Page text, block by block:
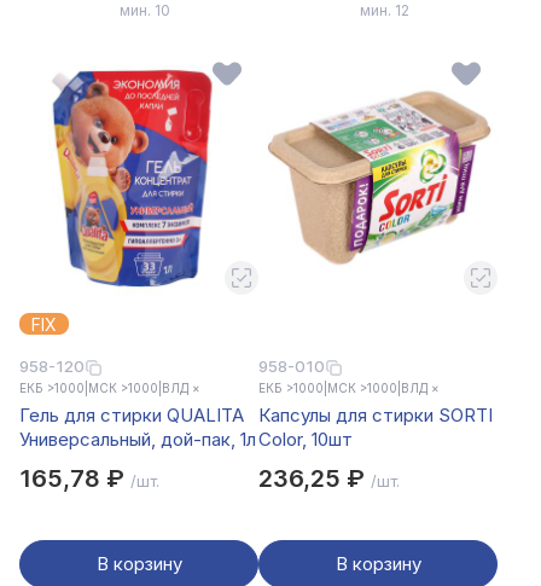
мин. 10 мин. 12
FIX
958-120
ЕКБ >1000 МСК >1000 ВЛД ×
Гель для стирки QUALITA
Универсальный, дой-пак, 1л
165,78 ₽ /шт.
В корзину
958-010
ЕКБ >1000 МСК >1000 ВЛД ×
Капсулы для стирки SORTI
Color, 10шт
236,25 ₽ /шт.
В корзину